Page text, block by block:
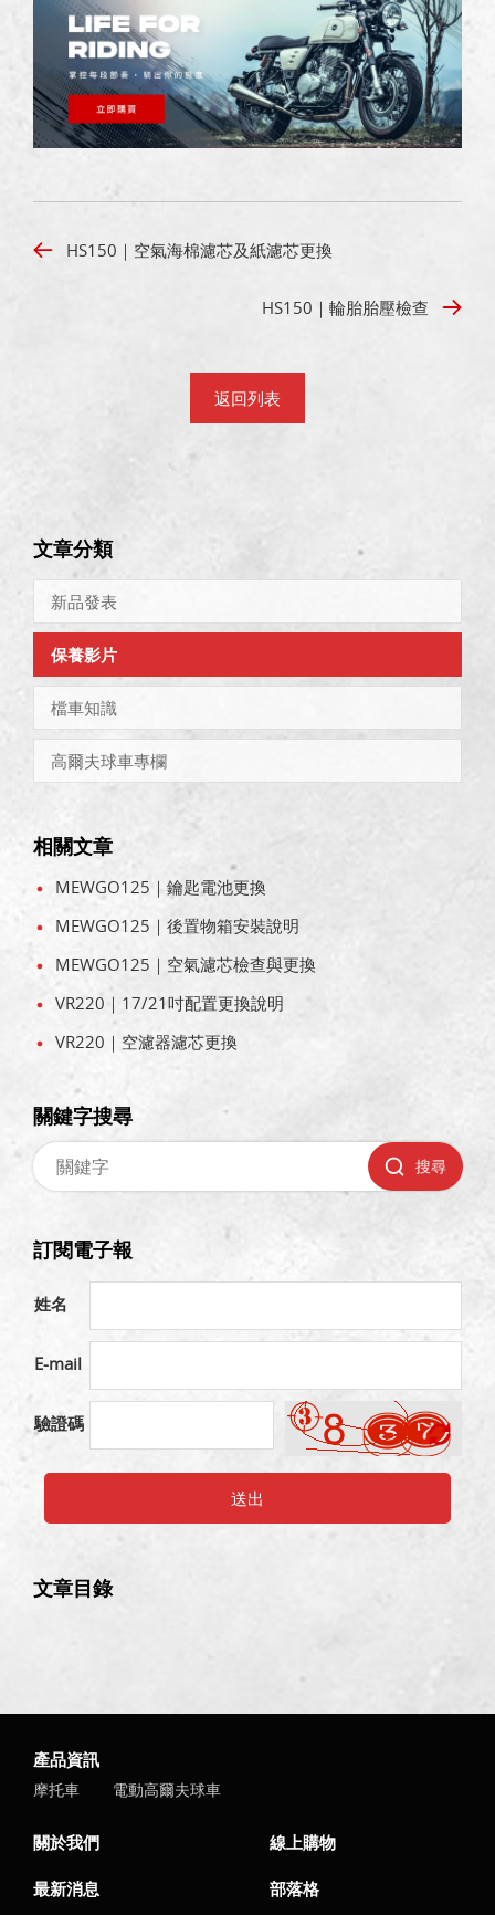
HS150｜空氣海棉濾芯及紙濾芯更換
HS150｜輪胎胎壓檢查
返回列表
文章分類
新品發表
保養影片
檔車知識
高爾夫球車專欄
相關文章
MEWGO125｜鑰匙電池更換
MEWGO125｜後置物箱安裝說明
MEWGO125｜空氣濾芯檢查與更換
VR220｜17/21吋配置更換說明
VR220｜空濾器濾芯更換
關鍵字搜尋
搜尋
訂閱電子報
姓名
E-mail
驗證碼
送出
文章目錄
產品資訊
摩托車 電動高爾夫球車
關於我們 線上購物
最新消息 部落格